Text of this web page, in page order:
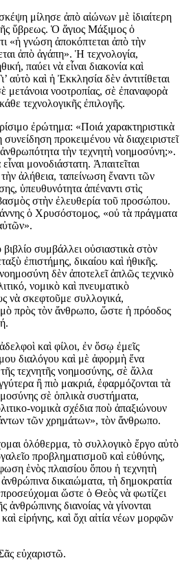
μίλησε ἀπὸ αἰώνων μὲ ἰδιαίτερη
ὕβρεως. Ὁ ἅγιος Μάξιμος ὁ
«ἡ γνώση ἀποκόπτεται ἀπὸ τὴν
ἀπὸ ἀγάπη». Ἡ τεχνολογία,
παύει νὰ εἶναι διακονία καὶ
αὐτὸ καὶ ἡ Ἐκκλησία δὲν ἀντιτίθεται
μετάνοια νοοτροπίας, σὲ ἐπαναφορὰ
τεχνολογικῆς ἐπιλογῆς.
ἐρώτημα: «Ποιά χαρακτη­ριστικὰ
προκειμένου νὰ διαχειριστεῖ
τὴν τεχνητὴ νοημοσύνη;».
μονο­διάστατη. Ἀπαιτεῖται
ἀλήθεια, ταπείνωση ἔναντι τῶν
ὑπευθυνότητα ἀπέναντι στὶς
στὴν ἐλευθερία τοῦ προσώπου.
ὁ Χρυσόστομος, «οὐ τὰ πράγματα
συμβάλλει οὐσιαστικὰ στὸν
ἐπιστήμης, δικαίου καὶ ἠθικῆς.
δὲν ἀποτελεῖ ἁπλῶς τεχνικὸ
νομικὸ καὶ πνευματικὸ
νὰ σκεφτοῦμε συλλογικά,
πρὸς τὸν ἄνθρωπο, ὥστε ἡ πρόοδος
καὶ φίλοι, ἐν ὅσῳ ἐμεῖς
διαλόγου καὶ μὲ ἀφορμὴ ἕνα
τεχνητῆς νοημοσύνης, σὲ ἄλλα
ἢ πιὸ μακριά, ἐφαρμόζονται τὰ
σὲ ὁπλικὰ συστήματα,
νομικὰ σχέδια ποὺ ἀπαξιώνουν
τῶν χρημάτων», τὸν ἄνθρωπο.
ὁλόθερμα, τὸ συλλογικὸ ἔργο αὐτὸ
προβληματισμοῦ καὶ εὐθύνης,
ἑνὸς πλαισίου ὅπου ἡ τεχνητὴ
δικαιώματα, τὴ δημοκρατία
ὥστε ὁ Θεὸς νὰ φωτίζει
διανοίας νὰ γίνονται
εἰρήνης, καὶ ὄχι αἰτία νέων μορφῶν
εὐχαριστῶ.